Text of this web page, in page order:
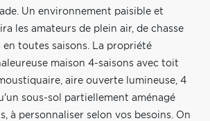
Un environnement paisible et
les amateurs de plein air, de chasse
en toutes saisons. La propriété
maison 4-saisons avec toit
aire ouverte lumineuse, 4
sous-sol partiellement aménagé
à personnaliser selon vos besoins. On